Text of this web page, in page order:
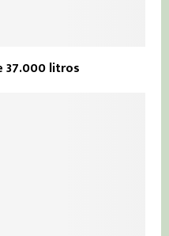
37.000 litros